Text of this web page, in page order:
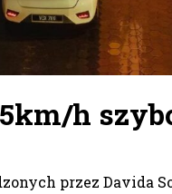
h
przez Davida